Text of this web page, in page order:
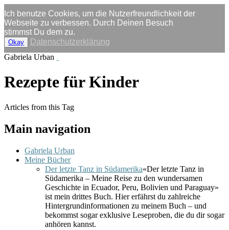
Ich benutze Cookies, um die Nutzerfreundlichkeit der
Webseite zu verbessen. Durch Deinen Besuch
stimmst Du dem zu.
Okay
Datenschutzerklärung
Gabriela Urban
Rezepte für Kinder
Articles from this Tag
Main navigation
Gabriela Urban
Meine Bücher
Der letzte Tanz in Südamerika«Der letzte Tanz in
Südamerika – Meine Reise zu den wundersamen
Geschichte in Ecuador, Peru, Bolivien und Paraguay»
ist mein drittes Buch. Hier erfährst du zahlreiche
Hintergrundinformationen zu meinem Buch – und
bekommst sogar exklusive Leseproben, die du dir sogar
anhören kannst.